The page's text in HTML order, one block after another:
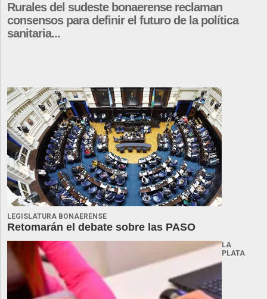
Rurales del sudeste bonaerense reclaman
consensos para definir el futuro de la política
sanitaria...
LEGISLATURA BONAERENSE
Retomarán el debate sobre las PASO
LA
PLATA